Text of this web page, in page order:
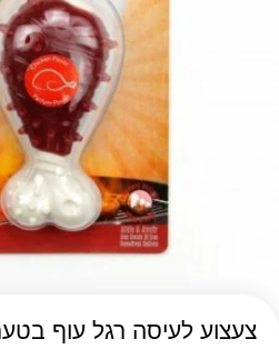
צעצוע לעיסה רגל עוף